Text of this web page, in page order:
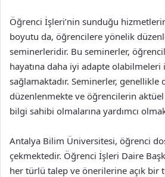
Öğrenci İşleri’nin sunduğu
boyutu da, öğrencilere yönelik
seminerleridir. Bu seminerler,
hayatına daha iyi adapte
sağlamaktadır. Seminerler, genellikle
düzenlenmekte ve öğrencilerin
bilgi sahibi olmalarına yardımcı
Antalya Bilim Üniversitesi, öğrenci
çekmektedir. Öğrenci İşleri Daire
her türlü talep ve önerilerine açık bir